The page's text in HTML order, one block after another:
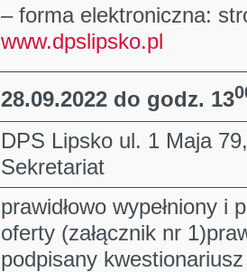
– forma elektroniczna:
www.dpslipsko.pl
28.09.2022 do godz. 13
DPS Lipsko ul. 1 Maja
Sekretariat
prawidłowo wypełniony i
oferty (załącznik nr
podpisany